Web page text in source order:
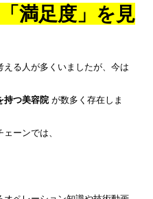
満足度」を見
る人が多くいましたが、今は
持つ美容院 が数多く存在しま
ーンでは、